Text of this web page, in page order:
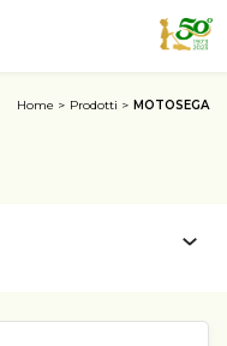
Home Prodotti MOTOSEGA